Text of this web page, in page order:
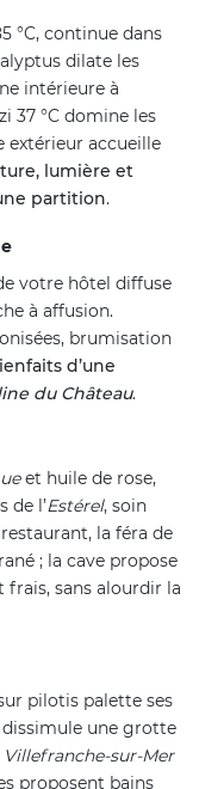
°C, continue dans
dilate les
intérieure à
37 °C domine les
extérieur accueille
lumière et
partition.
votre hôtel diffuse
à affusion.
brumisation
d’une
du Château.
et huile de rose,
de l’Estérel, soin
la féra de
; la cave propose
sans alourdir la
pilotis palette ses
une grotte
Villefranche-sur-Mer
proposent bains